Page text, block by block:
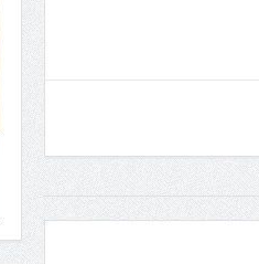
أ.د. فهد المغلوث ) .. رجل لايعرف
المستحيل ويعشق التحديات